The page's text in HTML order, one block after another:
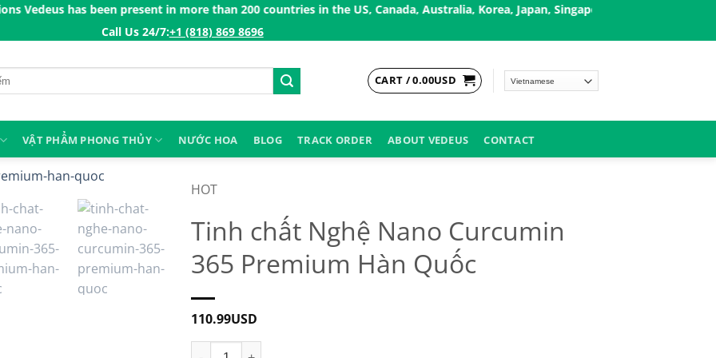
has been present in more than 200 countries in the US, Canada, Australia, Korea, Japan, Singapore, and European countries, ..✨
Call Us 24/7:ㅤ+1 (818) 869 8696
CART /0.00USD
VẬT PHẨM PHONG THỦY NƯỚC HOA BLOG TRACK ORDER ABOUT VEDEUS CONTACT
HOT
Tinh chất Nghệ Nano Curcumin
365 Premium Hàn Quốc
110.99USD
Tinh chất Nghệ Nano Curcumin 365 Premium Hàn Quốc quantity